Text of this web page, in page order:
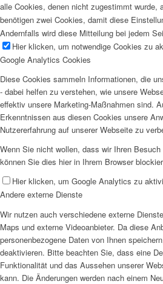
alle Cookies, denen nicht zugestimmt wurde,
benötigen zwei Cookies, damit diese
Andernfalls wird diese Mitteilung bei jedem
Hier klicken, um notwendige Cookies zu
Google Analytics Cookies
Diese Cookies sammeln Informationen, die
- dabei helfen zu verstehen, wie unsere
effektiv unsere Marketing-Maßnahmen sind.
Erkenntnissen aus diesen Cookies unsere
Nutzererfahrung auf unserer Webseite zu
Wenn Sie nicht wollen, dass wir Ihren
können Sie dies hier in Ihrem Browser
Hier klicken, um Google Analytics zu
Andere externe Dienste
Wir nutzen auch verschiedene externe
Maps und externe Videoanbieter. Da diese
personenbezogene Daten von Ihnen
deaktivieren. Bitte beachten Sie, dass eine
Funktionalität und das Aussehen unserer
kann. Die Änderungen werden nach einem